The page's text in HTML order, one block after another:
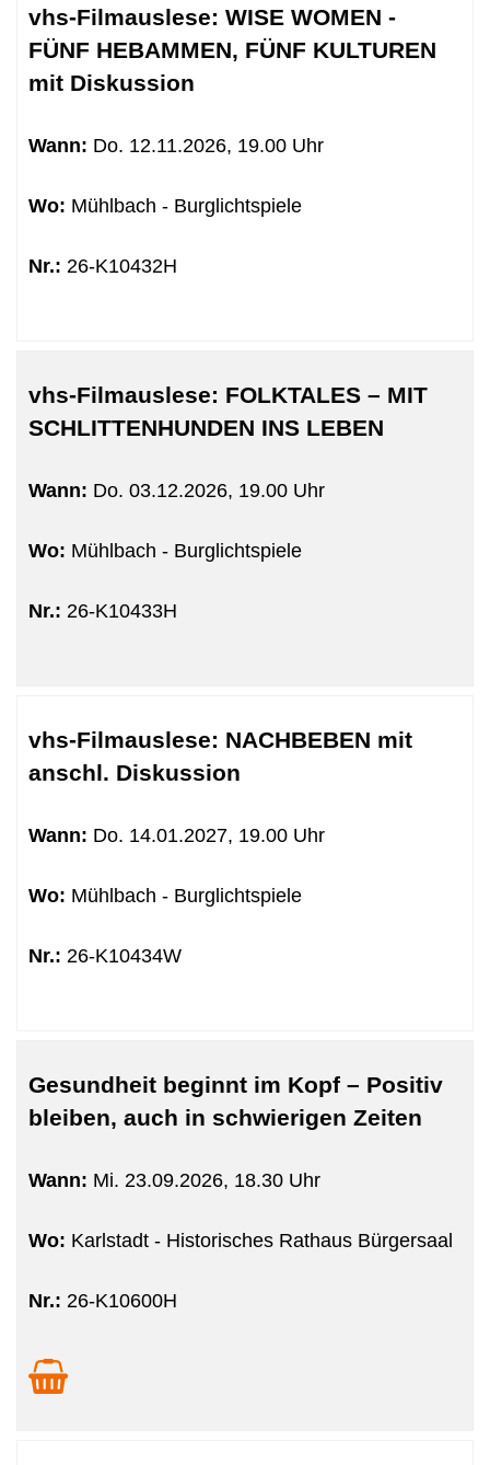
vhs-Filmauslese: WISE WOMEN -
FÜNF HEBAMMEN, FÜNF KULTUREN
mit Diskussion
Wann: Do. 12.11.2026, 19.00 Uhr
Wo: Mühlbach - Burglichtspiele
Nr.: 26-K10432H
vhs-Filmauslese: FOLKTALES – MIT
SCHLITTENHUNDEN INS LEBEN
Wann: Do. 03.12.2026, 19.00 Uhr
Wo: Mühlbach - Burglichtspiele
Nr.: 26-K10433H
vhs-Filmauslese: NACHBEBEN mit
anschl. Diskussion
Wann: Do. 14.01.2027, 19.00 Uhr
Wo: Mühlbach - Burglichtspiele
Nr.: 26-K10434W
Gesundheit beginnt im Kopf – Positiv
bleiben, auch in schwierigen Zeiten
Wann: Mi. 23.09.2026, 18.30 Uhr
Wo: Karlstadt - Historisches Rathaus Bürgersaal
Nr.: 26-K10600H